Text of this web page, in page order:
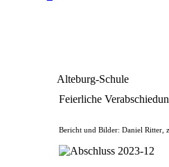
Alteburg-Schule
Feierliche
Bericht und Bilder: Daniel Ritter,